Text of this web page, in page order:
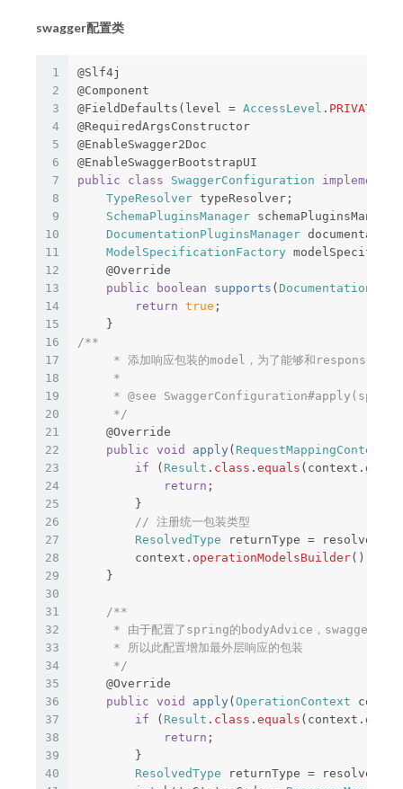
swagger配置类
1
2
3
4
5
6
7
8
9
10
11
12
13
14
15
16
17
18
19
20
21
22
23
24
25
26
27
28
29
30
31
32
33
34
35
36
37
38
39
40
@Slf4j
@Component
@FieldDefaults ( level = AccessLevel . PRIVATE
@RequiredArgsConstructor
@EnableSwagger2Doc
@EnableSwaggerBootstrapUI
public
class SwaggerConfiguration implements
TypeResolver typeResolver ;
SchemaPluginsManager schemaPluginsManager
DocumentationPluginsManager
ModelSpecificationFactory
@Override
public
boolean supports ( DocumentationType
return true ;
}
/**
* 添加响应包装的model，为了能够和
     *
* @see
     */
@Override
public void apply ( RequestMappingContext
if
( Result . class . equals ( context .
return ;
}
// 注册统一包装类型
ResolvedType
returnType = resolver
context . operationModelsBuilder().
}
/**
* 由于配置了spring的bodyAdvice，swagger是检
     * 所以此配置增加最外层响应的包装
     */
@Override
public void apply ( OperationContext
if
( Result . class . equals ( context .
return ;
}
ResolvedType
returnType = resolver